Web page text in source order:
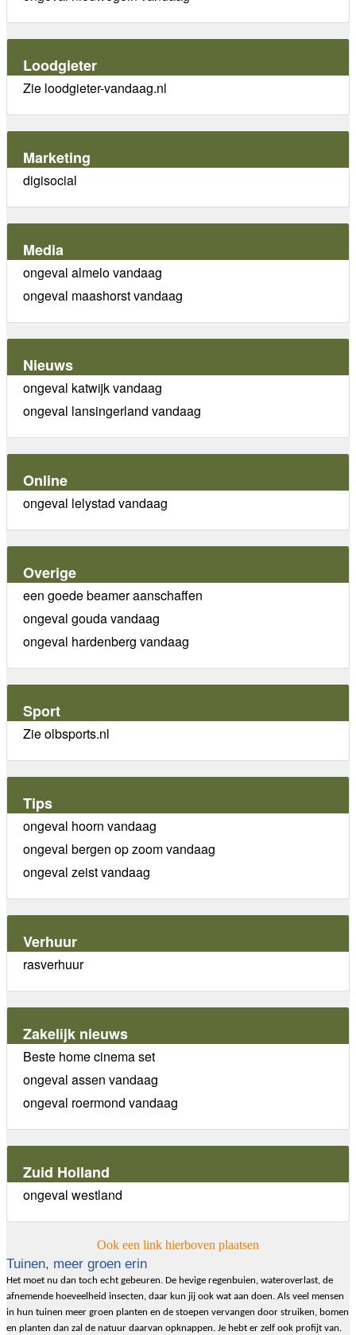
Loodgieter
Zie loodgieter-vandaag.nl
Marketing
digisocial
Media
ongeval almelo vandaag
ongeval maashorst vandaag
Nieuws
ongeval katwijk vandaag
ongeval lansingerland vandaag
Online
ongeval lelystad vandaag
Overige
een goede beamer aanschaffen
ongeval gouda vandaag
ongeval hardenberg vandaag
Sport
Zie olbsports.nl
Tips
ongeval hoorn vandaag
ongeval bergen op zoom vandaag
ongeval zeist vandaag
Verhuur
rasverhuur
Zakelijk nieuws
Beste home cinema set
ongeval assen vandaag
ongeval roermond vandaag
Zuid Holland
ongeval westland
Ook een link hierboven plaatsen
Tuinen, meer groen erin
Het moet nu dan toch echt gebeuren. De hevige regenbuien, wateroverlast, de
afnemende hoeveelheid insecten, daar kun jij ook wat aan doen. Als veel mensen
in hun tuinen meer groen planten en de stoepen vervangen door struiken, bomen
en planten dan zal de natuur daarvan opknappen. Je hebt er zelf ook profijt van.